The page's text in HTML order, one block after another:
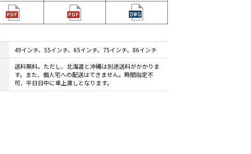
代行
サー
ビス
機関
向け
iPad
管理
運用
49インチ、55インチ、65インチ、75インチ、86インチ
送料無料。ただし、北海道と沖縄は別途送料がかかりま
す。また、個人宅への配送はできません。時間指定不
可、平日日中に車上渡しとなります。